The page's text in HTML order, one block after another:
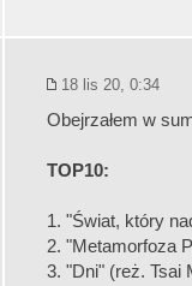
18 lis 20, 0:34
Obejrzałem w
TOP10:
1. "Świat, który
2. "Metamorfoza
3. "Dni" (reż. Tsai